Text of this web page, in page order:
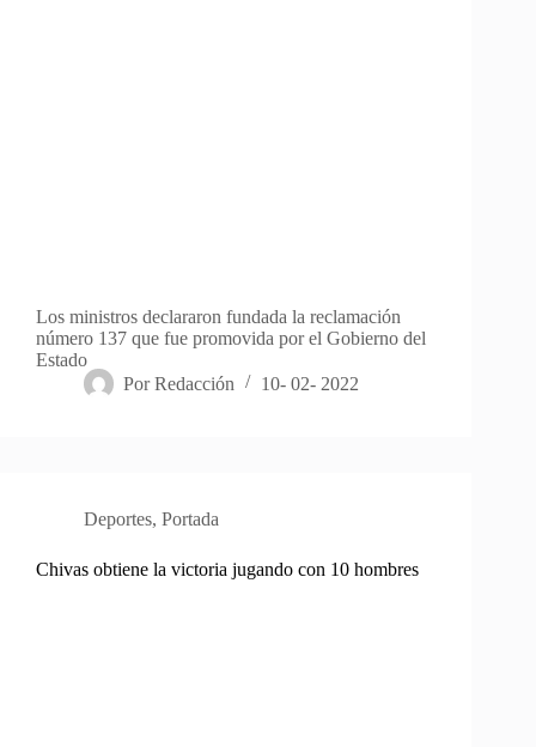
Los ministros declararon fundada la reclamación
número 137 que fue promovida por el Gobierno del
Estado
Por Redacción 10- 02- 2022
Deportes, Portada
Chivas obtiene la victoria jugando con 10 hombres